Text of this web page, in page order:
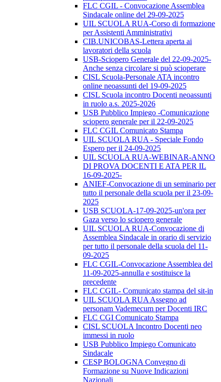
FLC CGIL - Convocazione Assemblea
Sindacale online del 29-09-2025
UIL SCUOLA RUA-Corso di formazione
per Assistenti Amministrativi
CIB.UNICOBAS-Lettera aperta ai
lavoratori della scuola
USB-Sciopero Generale del 22-09-2025-
Anche senza circolare si può scioperare
CISL Scuola-Personale ATA incontro
online neoassunti del 19-09-2025
CISL Scuola incontro Docenti neoassunti
in ruolo a.s. 2025-2026
USB Pubblico Impiego -Comunicazione
sciopero generale per il 22-09-2025
FLC CGIL Comunicato Stampa
UIL SCUOLA RUA - Speciale Fondo
Espero per il 24-09-2025
UIL SCUOLA RUA-WEBINAR-ANNO
DI PROVA DOCENTI E ATA PER IL
16-09-2025-
ANIEF-Convocazione di un seminario per
tutto il personale della scuola per il 23-09-
2025
USB SCUOLA-17-09-2025-un'ora per
Gaza verso lo sciopero generale
UIL SCUOLA RUA-Convocazione di
Assemblea Sindacale in orario di servizio
per tutto il personale della scuola del 11-
09-2025
FLC CGIL-Convocazione Assemblea del
11-09-2025-annulla e sostituisce la
precedente
FLC CGIL- Comunicato stampa del sit-in
UIL SCUOLA RUA Assegno ad
personam Vademecum per Docenti IRC
FLC CGI Comunicato Stampa
CISL SCUOLA Incontro Docenti neo
immessi in ruolo
USB Pubblico Impiego Comunicato
Sindacale
CESP BOLOGNA Convegno di
Formazione su Nuove Indicazioni
Nazionali